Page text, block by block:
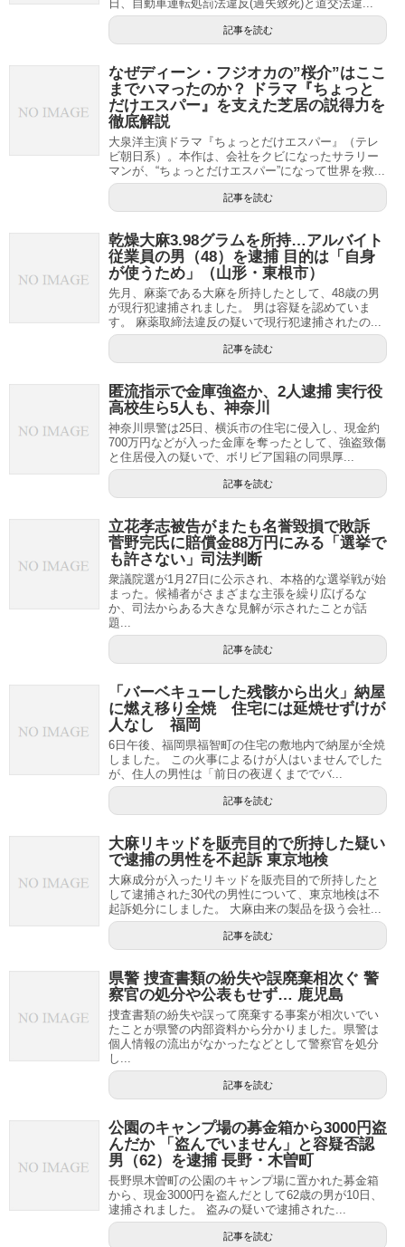
日、自動車運転処罰法違反(過失致死)と道交法違...
記事を読む
なぜディーン・フジオカの”桜介”はここ
までハマったのか？ ドラマ『ちょっと
だけエスパー』を支えた芝居の説得力を
徹底解説
大泉洋主演ドラマ『ちょっとだけエスパー』（テレ
ビ朝日系）。本作は、会社をクビになったサラリー
マンが、“ちょっとだけエスパー”になって世界を救...
記事を読む
乾燥大麻3.98グラムを所持…アルバイト
従業員の男（48）を逮捕 目的は「自身
が使うため」（山形・東根市）
先月、麻薬である大麻を所持したとして、48歳の男
が現行犯逮捕されました。 男は容疑を認めていま
す。 麻薬取締法違反の疑いで現行犯逮捕されたの...
記事を読む
匿流指示で金庫強盗か、2人逮捕 実行役
高校生ら5人も、神奈川
神奈川県警は25日、横浜市の住宅に侵入し、現金約
700万円などが入った金庫を奪ったとして、強盗致傷
と住居侵入の疑いで、ボリビア国籍の同県厚...
記事を読む
立花孝志被告がまたも名誉毀損で敗訴
菅野完氏に賠償金88万円にみる「選挙で
も許さない」司法判断
衆議院選が1月27日に公示され、本格的な選挙戦が始
まった。候補者がさまざまな主張を繰り広げるな
か、司法からある大きな見解が示されたことが話
題...
記事を読む
「バーベキューした残骸から出火」納屋
に燃え移り全焼 住宅には延焼せずけが
人なし 福岡
6日午後、福岡県福智町の住宅の敷地内で納屋が全焼
しました。 この火事によるけが人はいませんでした
が、住人の男性は「前日の夜遅くまででバ...
記事を読む
大麻リキッドを販売目的で所持した疑い
で逮捕の男性を不起訴 東京地検
大麻成分が入ったリキッドを販売目的で所持したと
して逮捕された30代の男性について、東京地検は不
起訴処分にしました。 大麻由来の製品を扱う会社...
記事を読む
県警 捜査書類の紛失や誤廃棄相次ぐ 警
察官の処分や公表もせず… 鹿児島
捜査書類の紛失や誤って廃棄する事案が相次いでい
たことが県警の内部資料から分かりました。県警は
個人情報の流出がなかったなどとして警察官を処分
し...
記事を読む
公園のキャンプ場の募金箱から3000円盗
んだか 「盗んでいません」と容疑否認
男（62）を逮捕 長野・木曽町
長野県木曽町の公園のキャンプ場に置かれた募金箱
から、現金3000円を盗んだとして62歳の男が10日、
逮捕されました。 盗みの疑いで逮捕された...
記事を読む